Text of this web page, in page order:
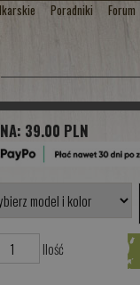
Poradniki Forum
39.00 PLN
Ilość